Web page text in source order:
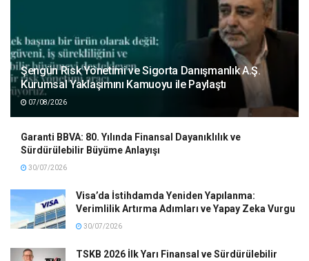
Şengün Risk Yönetimi ve Sigorta Danışmanlık A.Ş.
Kurumsal Yaklaşımını Kamuoyu ile Paylaştı
07/08/2026
Garanti BBVA: 80. Yılında Finansal Dayanıklılık ve
Sürdürülebilir Büyüme Anlayışı
30/07/2026
Visa’da İstihdamda Yeniden Yapılanma:
Verimlilik Artırma Adımları ve Yapay Zeka Vurgu
30/07/2026
TSKB 2026 İlk Yarı Finansal ve Sürdürülebilir